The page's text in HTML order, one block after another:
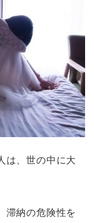
は、世の中に大
滞納の危険性を